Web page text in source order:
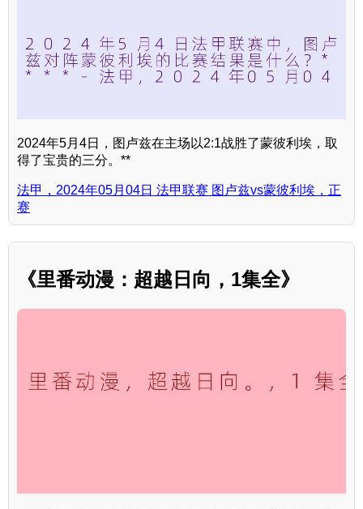
2024年5月4日，图卢兹在主场以2:1战胜了蒙彼利埃，取
得了宝贵的三分。**
法甲，2024年05月04日 法甲联赛 图卢兹vs蒙彼利埃，正
赛
《里番动漫：超越日向，1集全》